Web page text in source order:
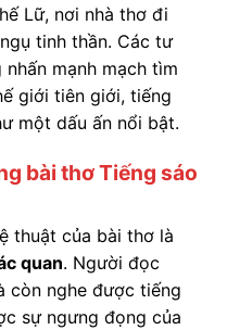
Lữ, nơi nhà thơ đi
tinh thần. Các tư
mạnh mạch tìm
giới tiên giới, tiếng
một dấu ấn nổi bật.
bài thơ Tiếng sáo
thuật của bài thơ là
quan. Người đọc
còn nghe được tiếng
sự ngưng đọng của